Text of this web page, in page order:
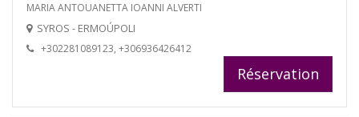
MARIA ANTOUANETTA IOANNI ALVERTI
SYROS - ERMOÚPOLI
+302281089123, +306936426412
Réservation